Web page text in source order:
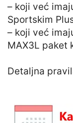
– koji već
Sportskim
– koji već
MAX3L paket
Detaljna